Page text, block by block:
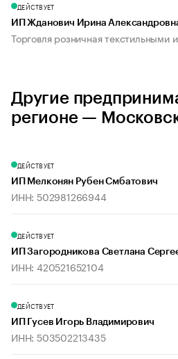
ДЕЙСТВУЕТ
ИП Жданович Ирина
Торговля розничная текстильными
Другие
регионе —
ДЕЙСТВУЕТ
ИП Мелконян Рубен Смбатович
ИНН: 502981266944
ДЕЙСТВУЕТ
ИП Загородникова Светлана
ИНН: 420521652104
ДЕЙСТВУЕТ
ИП Гусев Игорь Владимирович
ИНН: 503502213435